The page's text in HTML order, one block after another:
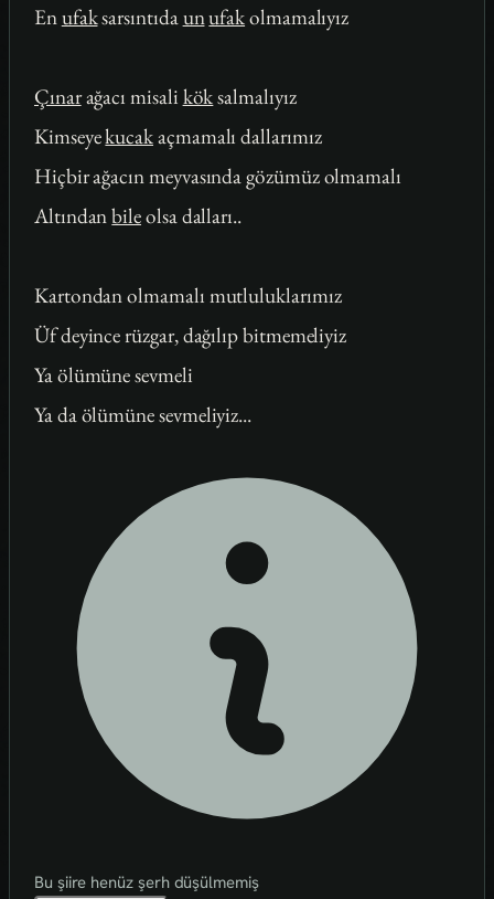
Enufaksarsıntıdaunufakolmamalıyız
Çınarağacı misali köksalmalıyız
Kimseyekucakaçmamalı dallarımız
Hiçbir ağacın meyvasında gözümüz olmamalı
Altındanbileolsa dalları..
Kartondan olmamalı mutluluklarımız
Üf deyince rüzgar, dağılıp bitmemeliyiz
Ya ölümüne sevmeli
Ya da ölümüne sevmeliyiz...
Bu şiire henüz şerh düşülmemiş